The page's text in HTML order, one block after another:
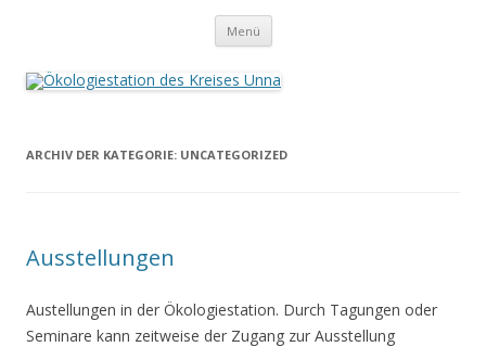
Menü Zum
springen
ARCHIV DER KATEGORIE: UNCATEGORIZED
Ausstellungen
Austellungen in der Ökologiestation. Durch Tagungen oder
Seminare kann zeitweise der Zugang zur Ausstellung